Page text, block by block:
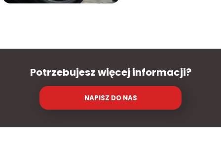
Potrzebujesz więcej informacji?
NAPISZ DO NAS